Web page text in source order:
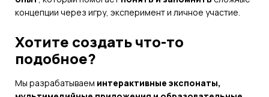
концепции через игру, эксперимент и личное участие.
Хотите создать что-то
подобное?
Мы разрабатываем интерактивные экспонаты,